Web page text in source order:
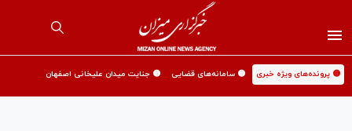
🟡 پرونده‌های ویژه خبری 🟡 سامانه‌های قضایی 🟡 جنایت میدان علیخانی اصفهان